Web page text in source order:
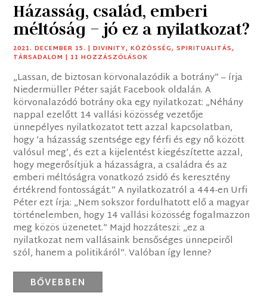
Házasság, család, emberi
méltóság – jó ez a nyilatkozat?
2021. DECEMBER 15. |DIVINITY,KÖZÖSSÉG,SPIRITUALITÁS,
TÁRSADALOM | 11 HOZZÁSZÓLÁSOK
„Lassan, de biztosan körvonalazódik a botrány” – írja
Niedermüller Péter saját Facebook oldalán. A
körvonalazódó botrány oka egy nyilatkozat: „Néhány
nappal ezelőtt 14 vallási közösség vezetője
ünnepélyes nyilatkozatot tett azzal kapcsolatban,
hogy ’a házasság szentsége egy férfi és egy nő között
valósul meg’, és ezt a kijelentést kiegészítette azzal,
hogy megerősítjük a házasságra, a családra és az
emberi méltóságra vonatkozó zsidó és keresztény
értékrend fontosságát.” A nyilatkozatról a 444-en Urfi
Péter ezt írja: „Nem sokszor fordulhatott elő a magyar
történelemben, hogy 14 vallási közösség fogalmazzon
meg közös üzenetet.” Majd hozzáteszi: „ez a
nyilatkozat nem vallásaink bensőséges ünnepeiről
szól, hanem a politikáról”. Valóban így lenne?
BŐVEBBEN